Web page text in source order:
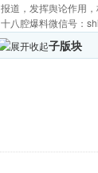
报道，发挥舆论作用
十八腔爆料微信号：
子版块